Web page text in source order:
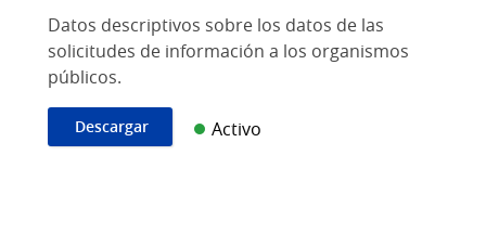
Datos descriptivos sobre los datos de las
solicitudes de información a los organismos
públicos.
Descargar Activo